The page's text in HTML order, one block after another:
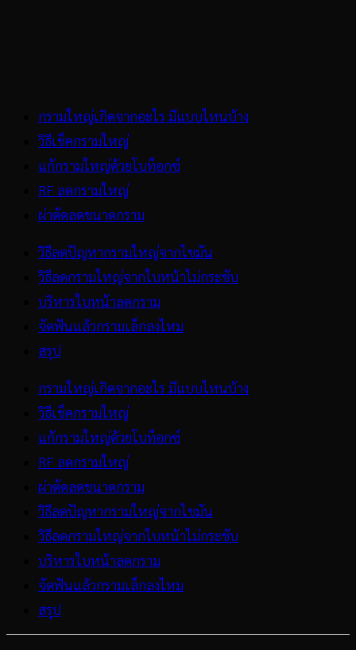
กรามใหญ่เกิดจากอะไร มีแบบไหนบ้าง
วิธีเช็คกรามใหญ่
แก้กรามใหญ่ด้วยโบท็อกซ์
RF ลดกรามใหญ่
ผ่าตัดลดขนาดกราม
วิธีลดปัญหากรามใหญ่จากไขมัน
วิธีลดกรามใหญ่จากใบหน้าไม่กระชับ
บริหารใบหน้าลดกราม
จัดฟันแล้วกรามเล็กลงไหม
สรุป
กรามใหญ่เกิดจากอะไร มีแบบไหนบ้าง
วิธีเช็คกรามใหญ่
แก้กรามใหญ่ด้วยโบท็อกซ์
RF ลดกรามใหญ่
ผ่าตัดลดขนาดกราม
วิธีลดปัญหากรามใหญ่จากไขมัน
วิธีลดกรามใหญ่จากใบหน้าไม่กระชับ
บริหารใบหน้าลดกราม
จัดฟันแล้วกรามเล็กลงไหม
สรุป